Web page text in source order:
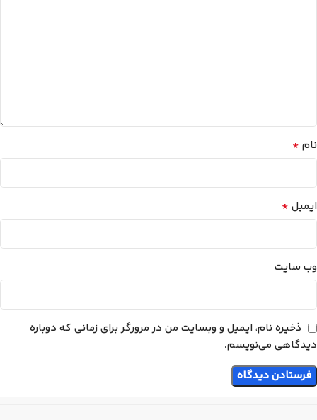
نام *
ایمیل *
وب‌ سایت
ذخیره نام، ایمیل و وبسایت من در مرورگر برای زمانی که دوباره
دیدگاهی می‌نویسم.